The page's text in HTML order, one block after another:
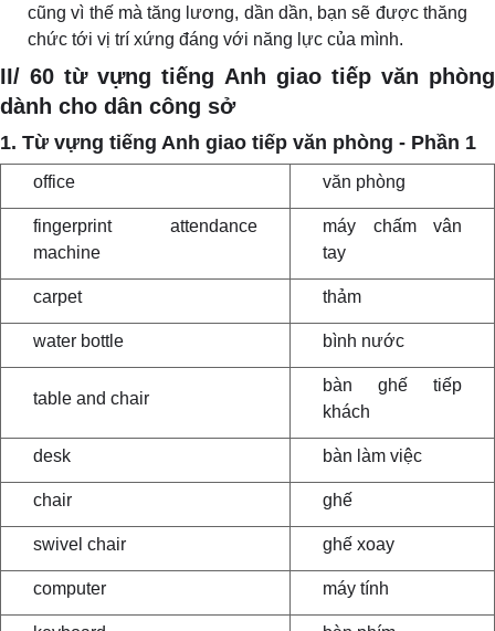
cũng vì thế mà tăng lương, dần dần, bạn sẽ được thăng
chức tới vị trí xứng đáng với năng lực của mình.
II/ 60 từ vựng tiếng Anh giao tiếp văn phòng
dành cho dân công sở
1. Từ vựng tiếng Anh giao tiếp văn phòng - Phần 1
office văn phòng
fingerprint attendance
machine
máy chấm vân
tay
carpet thảm
water bottle bình nước
table and chair
bàn ghế tiếp
khách
desk bàn làm việc
chair ghế
swivel chair ghế xoay
computer máy tính